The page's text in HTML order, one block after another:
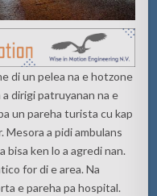
di un pelea na e hotzone
dirigi patruyanan na e
un pareha turista cu kap
a pidi ambulans
bisa ken lo a agredi nan.
for di e area. Na
e pareha pa hospital.